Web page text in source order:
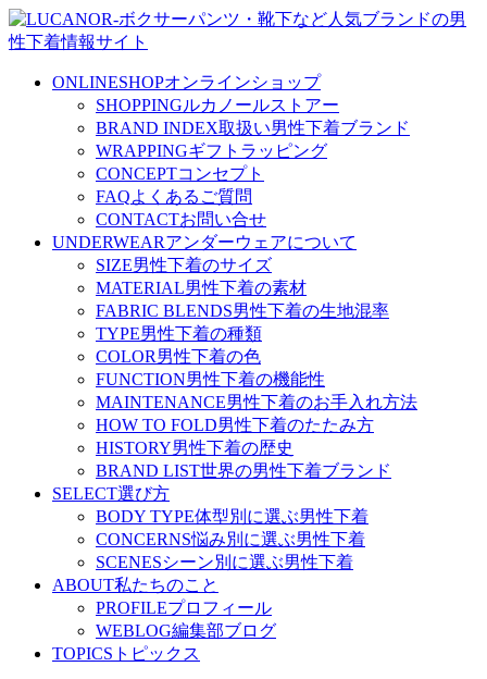
ONLINESHOPオンラインショップ
SHOPPINGルカノールストアー
BRAND INDEX取扱い男性下着ブランド
WRAPPINGギフトラッピング
CONCEPTコンセプト
FAQよくあるご質問
CONTACTお問い合せ
UNDERWEARアンダーウェアについて
SIZE男性下着のサイズ
MATERIAL男性下着の素材
FABRIC BLENDS男性下着の生地混率
TYPE男性下着の種類
COLOR男性下着の色
FUNCTION男性下着の機能性
MAINTENANCE男性下着のお手入れ方法
HOW TO FOLD男性下着のたたみ方
HISTORY男性下着の歴史
BRAND LIST世界の男性下着ブランド
SELECT選び方
BODY TYPE体型別に選ぶ男性下着
CONCERNS悩み別に選ぶ男性下着
SCENESシーン別に選ぶ男性下着
ABOUT私たちのこと
PROFILEプロフィール
WEBLOG編集部ブログ
TOPICS トピックス